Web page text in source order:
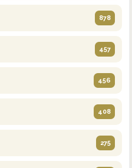
878
457
456
408
275